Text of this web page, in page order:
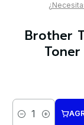
Brother
Cantidad